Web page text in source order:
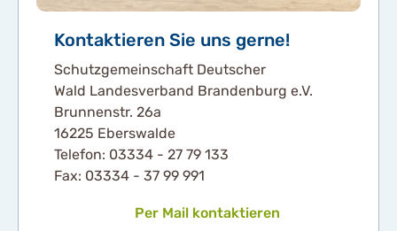
Kontaktieren Sie uns gerne!
Schutzgemeinschaft Deutscher
Wald Landesverband Brandenburg e.V.
Brunnenstr. 26a
16225 Eberswalde
Telefon: 03334 - 27 79 133
Fax: 03334 - 37 99 991
Per Mail kontaktieren